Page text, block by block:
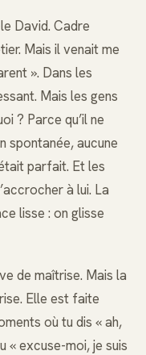
David. Cadre
Mais il venait me
». Dans les
Mais les gens
? Parce qu’il ne
spontanée, aucune
parfait. Et les
à lui. La
lisse : on glisse
de maîtrise. Mais la
Elle est faite
où tu dis « ah,
« excuse-moi, je suis